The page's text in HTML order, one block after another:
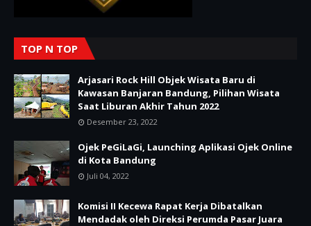
TOP N TOP
Arjasari Rock Hill Objek Wisata Baru di
Kawasan Banjaran Bandung, Pilihan Wisata
Saat Liburan Akhir Tahun 2022
Desember 23, 2022
Ojek PeGiLaGi, Launching Aplikasi Ojek Online
di Kota Bandung
Juli 04, 2022
Komisi II Kecewa Rapat Kerja Dibatalkan
Mendadak oleh Direksi Perumda Pasar Juara